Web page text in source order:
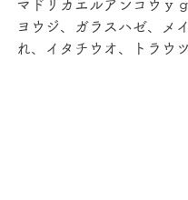
マドリカエルアンコウｙ
ヨウジ、ガラスハゼ、メ
れ、イタチウオ、トラウ